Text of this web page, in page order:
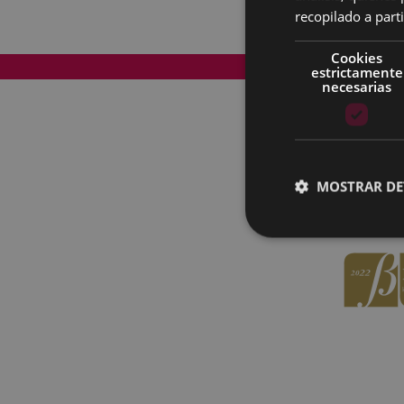
Mapa del Sitio
recopilado a
Cookies
estrictamente
necesarias
MOSTRAR